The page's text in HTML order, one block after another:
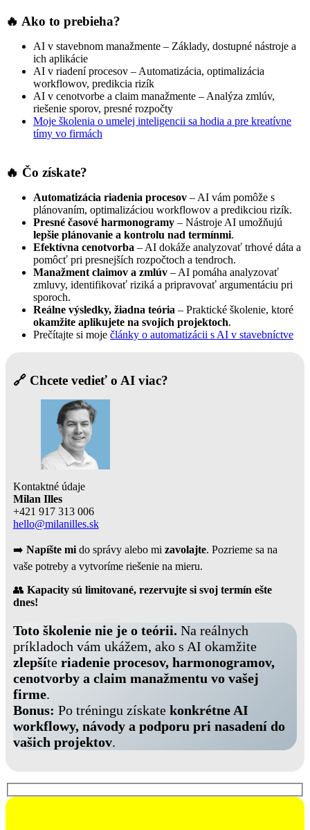
🔥 Ako to prebieha?
AI v stavebnom manažmente – Základy, dostupné nástroje a
ich aplikácie
AI v riadení procesov – Automatizácia, optimalizácia
workflowov, predikcia rizík
AI v cenotvorbe a claim manažmente – Analýza zmlúv,
riešenie sporov, presné rozpočty
Moje školenia o umelej inteligencii sa hodia a pre kreatívne
tímy vo firmách
🔥 Čo získate?
Automatizácia riadenia procesov – AI vám pomôže s
plánovaním, optimalizáciou workflowov a predikciou rizík.
Presné časové harmonogramy – Nástroje AI umožňujú
lepšie plánovanie a kontrolu nad termínmi.
Efektívna cenotvorba – AI dokáže analyzovať trhové dáta a
pomôcť pri presnejších rozpočtoch a tendroch.
Manažment claimov a zmlúv – AI pomáha analyzovať
zmluvy, identifikovať riziká a pripravovať argumentáciu pri
sporoch.
Reálne výsledky, žiadna teória – Praktické školenie, ktoré
okamžite aplikujete na svojich projektoch.
Prečítajte si moje články o automatizácii s AI v stavebníctve
🔗 Chcete vedieť o AI viac?
Kontaktné údaje
Milan Illes
+421 917 313 006
hello@milanilles.sk
➡️ Napíšte mido správy alebo mi zavolajte. Pozrieme sa na
vaše potreby a vytvoríme riešenie na mieru.
👥 Kapacity sú limitované, rezervujte si svoj termín ešte
dnes!
Toto školenie nie je o teórii. Na reálnych
príkladoch vám ukážem, ako s AI okamžite
zlepšíteriadenie procesov, harmonogramov,
cenotvorby a claim manažmentu vo vašej
firme.
Bonus: Po tréningu získate konkrétne AI
workflowy, návody a podporu pri nasadení do
vašich projektov.